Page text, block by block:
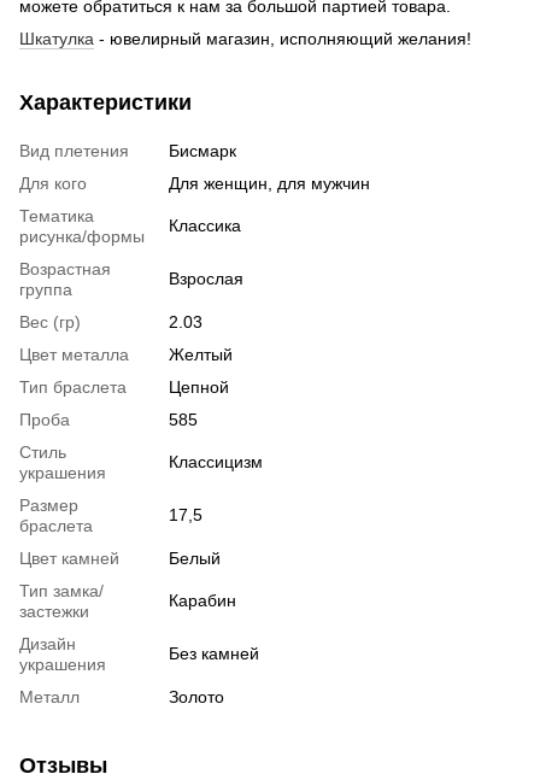
можете обратиться к нам за большой партией товара.
Шкатулка - ювелирный магазин, исполняющий желания!
Характеристики
Вид плетения
Бисмарк
Для кого
Для женщин, для мужчин
Тематика
рисунка/формы
Классика
Возрастная
группа
Взрослая
Вес (гр)
2.03
Цвет металла
Желтый
Тип браслета
Цепной
Проба
585
Стиль
украшения
Классицизм
Размер
браслета
17,5
Цвет камней
Белый
Тип замка/
застежки
Карабин
Дизайн
украшения
Без камней
Металл Золото
Отзывы